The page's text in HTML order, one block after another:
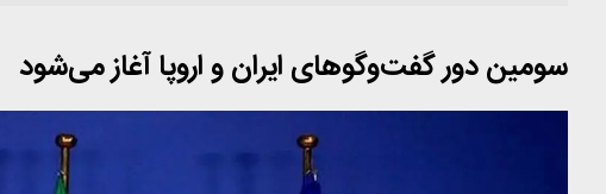
سومین دور گفت‌وگوهای ایران و اروپا آغاز می‌شود